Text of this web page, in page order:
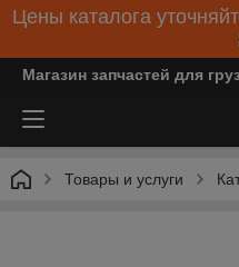
Цены каталога
Магазин запчастей для
Товары и услуги